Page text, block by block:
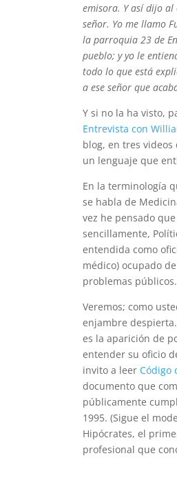
emisora. Y así dijo al
señor. Yo me llamo
la parroquia 23 de
pueblo; y yo le
todo lo que está
a ese señor que
Y si no la ha visto,
Entrevista con
blog, en tres videos
un lenguaje que
En la terminología
se habla de
vez he pensado
sencillamente,
entendida como
médico) ocupado
problemas públicos.
Veremos; como
enjambre
es la aparición de
entender su oficio
invito a leer Código
documento que
públicamente
1995. (Sigue el
Hipócrates, el
profesional que